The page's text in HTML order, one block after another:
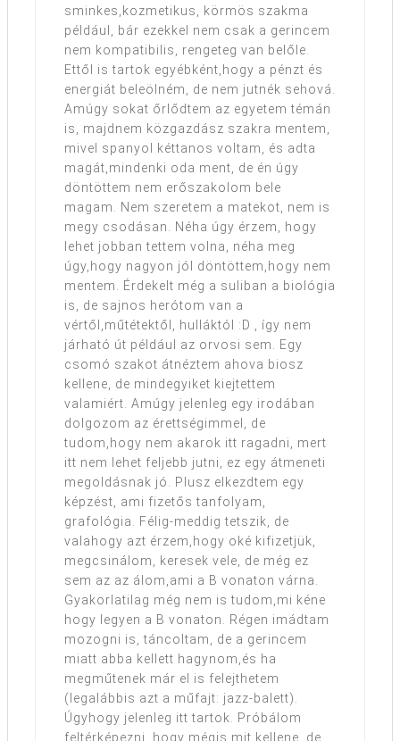
sminkes,kozmetikus, körmös szakma
például, bár ezekkel nem csak a gerincem
nem kompatibilis, rengeteg van belőle.
Ettől is tartok egyébként,hogy a pénzt és
energiát beleölném, de nem jutnék sehová.
Amúgy sokat őrlődtem az egyetem témán
is, majdnem közgazdász szakra mentem,
mivel spanyol kéttanos voltam, és adta
magát,mindenki oda ment, de én úgy
döntöttem nem erőszakolom bele
magam. Nem szeretem a matekot, nem is
megy csodásan. Néha úgy érzem, hogy
lehet jobban tettem volna, néha meg
úgy,hogy nagyon jól döntöttem,hogy nem
mentem. Érdekelt még a suliban a biológia
is, de sajnos herótom van a
vértől,műtétektől, hulláktól :D , így nem
járható út például az orvosi sem. Egy
csomó szakot átnéztem ahova biosz
kellene, de mindegyiket kiejtettem
valamiért. Amúgy jelenleg egy irodában
dolgozom az érettségimmel, de
tudom,hogy nem akarok itt ragadni, mert
itt nem lehet feljebb jutni, ez egy átmeneti
megoldásnak jó. Plusz elkezdtem egy
képzést, ami fizetős tanfolyam,
grafológia. Félig-meddig tetszik, de
valahogy azt érzem,hogy oké kifizetjük,
megcsinálom, keresek vele, de még ez
sem az az álom,ami a B vonaton várna.
Gyakorlatilag még nem is tudom,mi kéne
hogy legyen a B vonaton. Régen imádtam
mozogni is, táncoltam, de a gerincem
miatt abba kellett hagynom,és ha
megműtenek már el is felejthetem
(legalábbis azt a műfajt: jazz-balett).
Úgyhogy jelenleg itt tartok. Próbálom
feltérképezni, hogy mégis mit kellene, de